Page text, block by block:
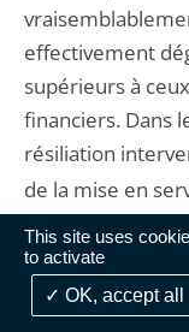
This site uses
to activate
OK, accept all
effectivement
supérieurs à
financiers. Dans
résiliation
de la mise en
évalué
17. Le Conseil
qu’aucune des